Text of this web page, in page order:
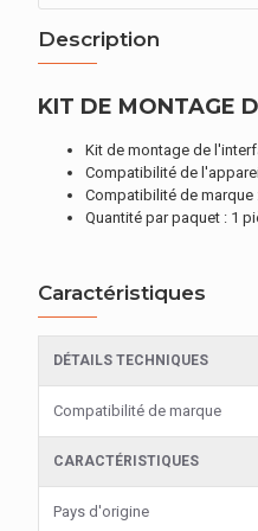
Description
KIT DE MONTAGE
Kit de montage de
Compatibilité de
Compatibilité de marque
Quantité par paquet : 1
Caractéristiques
DÉTAILS TECHNIQUES
Compatibilité de marque
CARACTÉRISTIQUES
Pays d'origine